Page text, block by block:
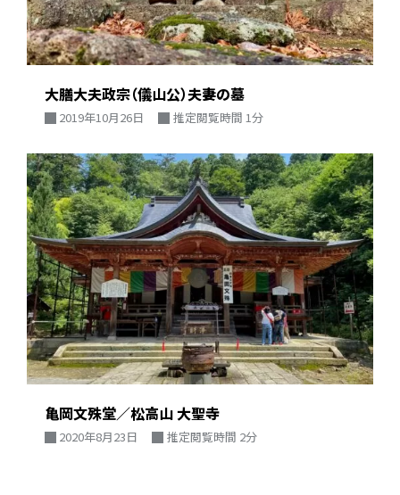
大膳大夫政宗（儀山公）夫妻の墓
2019年10月26日 推定閲覧時間 1分
亀岡文殊堂／松高山 大聖寺
2020年8月23日 推定閲覧時間 2分